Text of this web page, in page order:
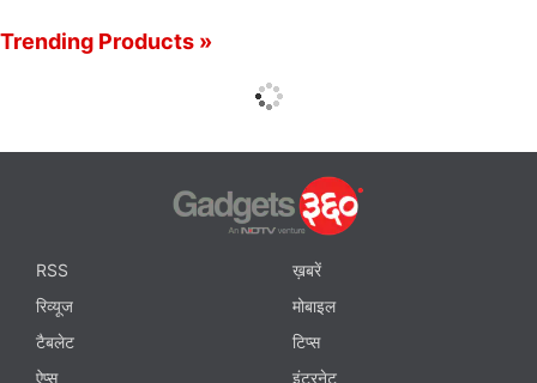
Trending Products »
RSS
ख़बरें
रिव्यूज
मोबाइल
टैबलेट
टिप्स
ऐप्स
इंटरनेट